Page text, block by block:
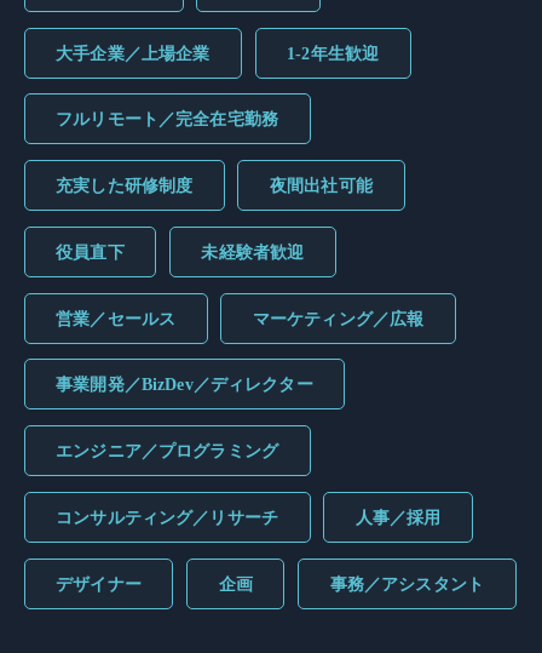
大手企業／上場企業 1-2年生歓迎
フルリモート／完全在宅勤務
充実した研修制度 夜間出社可能
役員直下 未経験者歓迎
営業／セールス マーケティング／広報
事業開発／BizDev／ディレクター
エンジニア／プログラミング
コンサルティング／リサーチ 人事／採用
デザイナー 企画 事務／アシスタント